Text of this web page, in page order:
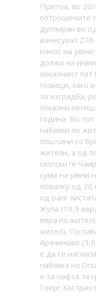
Притоа, во
потрошените
дуплиран во
изнесувал
износ на
должи на
локалниот
Новаци, како
за изградба,
локални
година. Во
набавки по
општини со
жители, а од
скопските
суми на јавни
помалку од
од ранг
Жупа (18,9
евра по
жител),
Арачиново
е да се
набавка на
е за нафта за
Гоерг